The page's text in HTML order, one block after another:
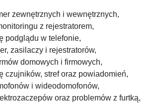
zewnętrznych i wewnętrznych,
z rejestratorem,
podglądu w telefonie,
zasilaczy i rejestratorów,
domowych i firmowych,
czujników, stref oraz powiadomień,
i wideodomofonów,
oraz problemów z furtką,